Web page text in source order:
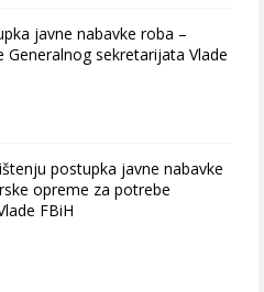
javne nabavke roba –
Generalnog sekretarijata Vlade
postupka javne nabavke
opreme za potrebe
FBiH